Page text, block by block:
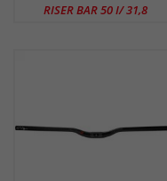
RISER BAR 50 I/ 31,8